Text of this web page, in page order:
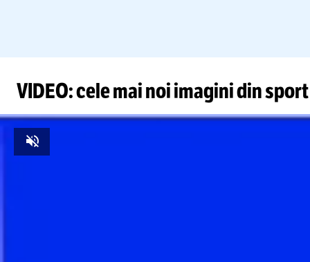
VIDEO: cele mai noi imagini din sport
Unmute